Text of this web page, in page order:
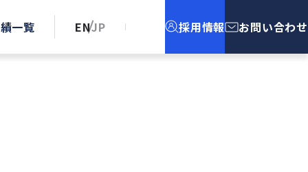
一覧 ENJP 採用情報 お問い合わせ